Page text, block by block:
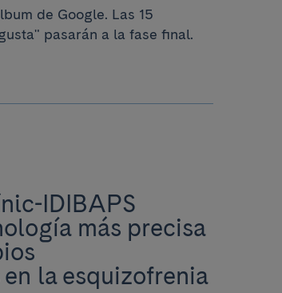
de Google. Las 15
pasarán a la fase final.
IDIBAPS
más precisa
la esquizofrenia